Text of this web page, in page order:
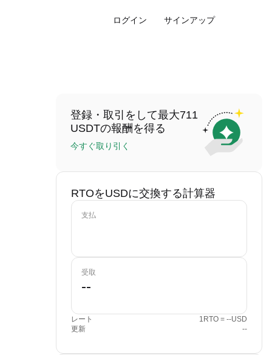
ログイン サインアップ
登録・取引をして最大711
USDTの報酬を得る
今すぐ取り引く
RTOをUSDに交換する計算器
支払
受取
レート
1RTO = --USD
更新
--